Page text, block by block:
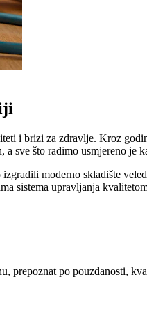
i brizi za zdravlje. Kroz
sve što radimo usmjereno je
moderno skladište
sistema upravljanja
prepoznat po pouzdanosti,